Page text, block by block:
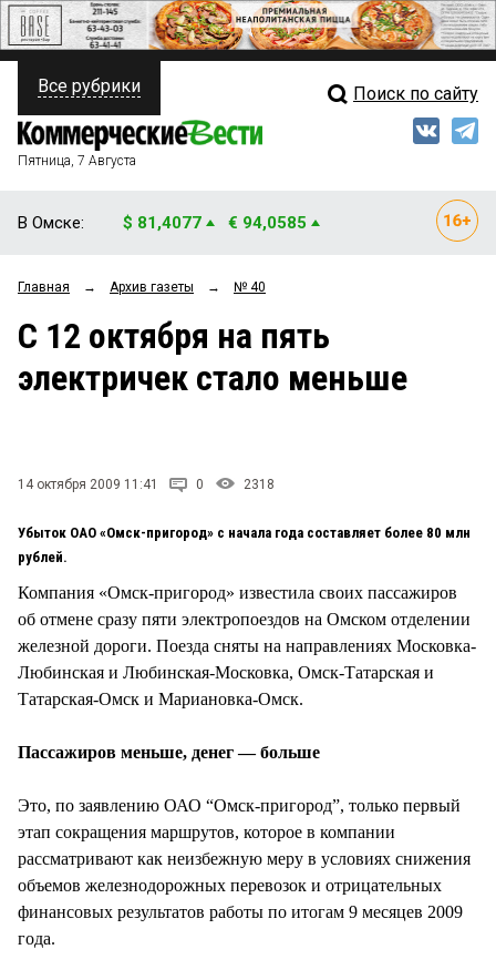
ПОЛИТИКА
ФИНАНСЫ
ОБЩЕСТВО
ЗАКОН
НОВОСТИ КОМПАНИЙ
СТИЛЬ ЖИЗНИ
Свежий выпуск
Рейтинги
Блоги
Все рубрики Поиск по сайту
Пятница, 7 Августа
В Омске: $ 81,4077 € 94,0585
Главная → Архив газеты → № 40
С 12 октября на пять
электричек стало меньше
14 октября 2009 11:41 0 2318
Убыток ОАО «Омск-пригород» с начала года составляет более 80 млн
рублей.
Компания «Омск-пригород» известила своих пассажиров
об отмене сразу пяти электропоездов на Омском отделении
железной дороги. Поезда сняты на направлениях Московка-
Любинская и Любинская-Московка, Омск-Татарская и
Татарская-Омск и Мариановка-Омск.
Пассажиров меньше, денег — больше
Это, по заявлению ОАО “Омск-пригород”, только первый
этап сокращения маршрутов, которое в компании
рассматривают как неизбежную меру в условиях снижения
объемов железнодорожных перевозок и отрицательных
финансовых результатов работы по итогам 9 месяцев 2009
года.